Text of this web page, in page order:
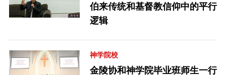
伯来传统和基督教信仰中的平行
逻辑
神学院校
金陵协和神学院毕业班师生一行